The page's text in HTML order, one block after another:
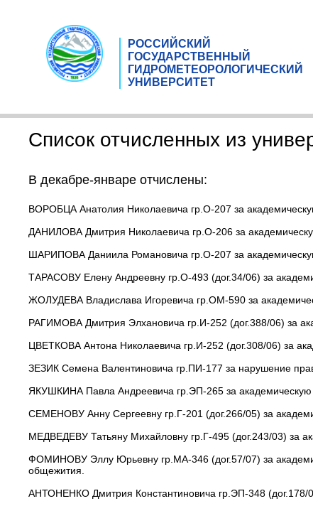
РОССИЙСКИЙ
ГОСУДАРСТВЕННЫЙ
ГИДРОМЕТЕОРОЛОГИЧЕСКИЙ
УНИВЕРСИТЕТ
Список отчисленных из
В декабре-январе отчислены:
ВОРОБЦА Анатолия Николаевича гр.О-207 за
ДАНИЛОВА Дмитрия Николаевича гр.О-206 за
ШАРИПОВА Даниила Романовича гр.О-207 за
ТАРАСОВУ Елену Андреевну гр.О-493 (дог.34/06) за
ЖОЛУДЕВА Владислава Игоревича гр.ОМ-590 за
РАГИМОВА Дмитрия Элхановича гр.И-252 (дог.388/06) за
ЦВЕТКОВА Антона Николаевича гр.И-252 (дог.308/06) за
ЗЕЗИК Семена Валентиновича гр.ПИ-177 за нарушение
ЯКУШКИНА Павла Андреевича гр.ЭП-265 за академическую
СЕМЕНОВУ Анну Сергеевну гр.Г-201 (дог.266/05) за
МЕДВЕДЕВУ Татьяну Михайловну гр.Г-495 (дог.243/03) за
ФОМИНОВУ Эллу Юрьевну гр.МА-346 (дог.57/07) за
общежития.
АНТОНЕНКО Дмитрия Константиновича гр.ЭП-348 (дог.178/